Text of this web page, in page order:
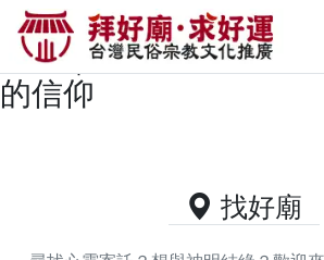
高雄市茄萣區供奉開漳
資料｜拜好廟求好運
的信仰
找好廟